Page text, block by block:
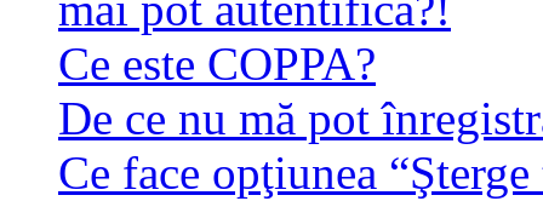
Ce este COPPA?
De ce nu mă pot
Ce face opţiunea